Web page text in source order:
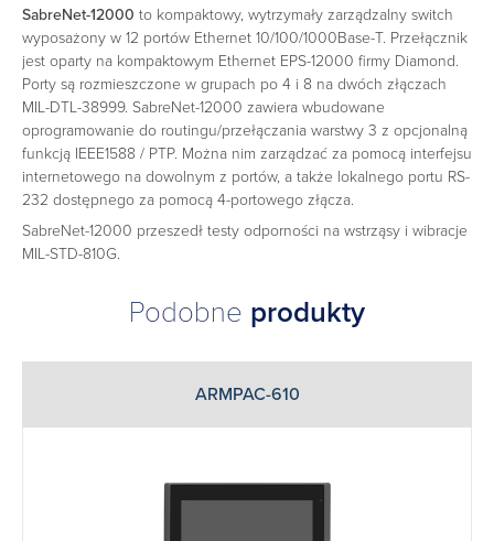
SabreNet-12000 to kompaktowy, wytrzymały zarządzalny switch
wyposażony w 12 portów Ethernet 10/100/1000Base-T. Przełącznik
jest oparty na kompaktowym Ethernet EPS-12000 firmy Diamond.
Porty są rozmieszczone w grupach po 4 i 8 na dwóch złączach
MIL-DTL-38999. SabreNet-12000 zawiera wbudowane
oprogramowanie do routingu/przełączania warstwy 3 z opcjonalną
funkcją IEEE1588 / PTP. Można nim zarządzać za pomocą interfejsu
internetowego na dowolnym z portów, a także lokalnego portu RS-
232 dostępnego za pomocą 4-portowego złącza.
SabreNet-12000 przeszedł testy odporności na wstrząsy i wibracje
MIL-STD-810G.
Podobne produkty
ARMPAC-610